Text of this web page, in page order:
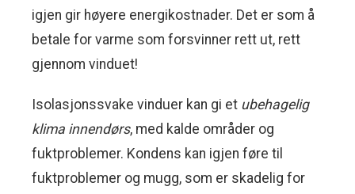
igjen gir høyere energikostnader. Det er som å
betale for varme som forsvinner rett ut, rett
gjennom vinduet!
Isolasjonssvake vinduer kan gi et ubehagelig
klima innendørs, med kalde områder og
fuktproblemer. Kondens kan igjen føre til
fuktproblemer og mugg, som er skadelig for